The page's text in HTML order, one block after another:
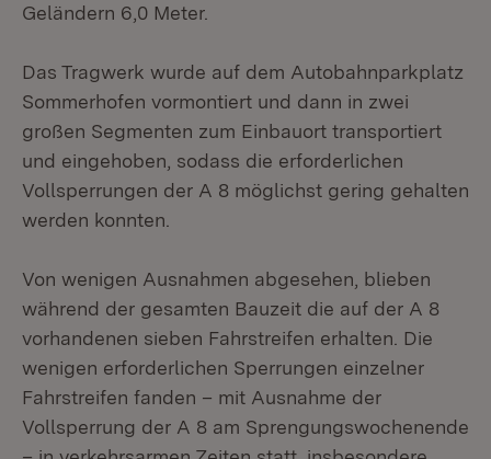
Geländern 6,0 Meter.
Das Tragwerk wurde auf dem Autobahnparkplatz
Sommerhofen vormontiert und dann in zwei
großen Segmenten zum Einbauort transportiert
und eingehoben, sodass die erforderlichen
Vollsperrungen der A 8 möglichst gering gehalten
werden konnten.
Von wenigen Ausnahmen abgesehen, blieben
während der gesamten Bauzeit die auf der A 8
vorhandenen sieben Fahrstreifen erhalten. Die
wenigen erforderlichen Sperrungen einzelner
Fahrstreifen fanden – mit Ausnahme der
Vollsperrung der A 8 am Sprengungswochenende